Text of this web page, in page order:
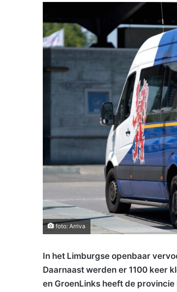
foto: Arriva
In het Limburgse openbaar
Daarnaast werden er 1100 keer
en GroenLinks heeft de provincie